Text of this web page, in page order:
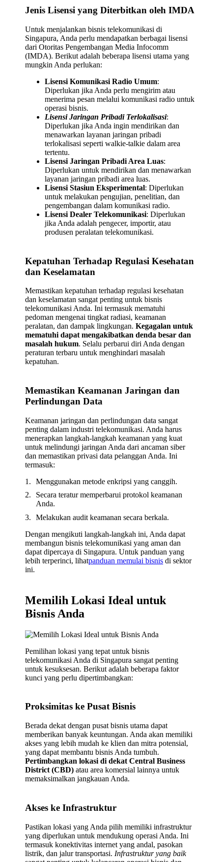
Jenis Lisensi yang Diterbitkan oleh IMDA
Untuk menjalankan bisnis telekomunikasi di
Singapura, Anda perlu mendapatkan berbagai lisensi
dari Otoritas Pengembangan Media Infocomm
(IMDA). Berikut adalah beberapa lisensi utama yang
mungkin Anda perlukan:
Lisensi Komunikasi Radio Umum:
Diperlukan jika Anda perlu mengirim atau
menerima pesan melalui komunikasi radio untuk
operasi bisnis.
Lisensi Jaringan Pribadi Terlokalisasi:
Diperlukan jika Anda ingin mendirikan dan
menawarkan layanan jaringan pribadi
terlokalisasi seperti walkie-talkie dalam area
tertentu.
Lisensi Jaringan Pribadi Area Luas:
Diperlukan untuk mendirikan dan menawarkan
layanan jaringan pribadi area luas.
Lisensi Stasiun Eksperimental: Diperlukan
untuk melakukan pengujian, penelitian, dan
pengembangan dalam komunikasi radio.
Lisensi Dealer Telekomunikasi: Diperlukan
jika Anda adalah pengecer, importir, atau
produsen peralatan telekomunikasi.
Kepatuhan Terhadap Regulasi Kesehatan
dan Keselamatan
Memastikan kepatuhan terhadap regulasi kesehatan
dan keselamatan sangat penting untuk bisnis
telekomunikasi Anda. Ini termasuk mematuhi
pedoman mengenai tingkat radiasi, keamanan
peralatan, dan dampak lingkungan.Kegagalan untuk
mematuhi dapat mengakibatkan denda besar dan
masalah hukum. Selalu perbarui diri Anda dengan
peraturan terbaru untuk menghindari masalah
kepatuhan.
Memastikan Keamanan Jaringan dan
Perlindungan Data
Keamanan jaringan dan perlindungan data sangat
penting dalam industri telekomunikasi. Anda harus
menerapkan langkah-langkah keamanan yang kuat
untuk melindungi jaringan Anda dari ancaman siber
dan memastikan privasi data pelanggan Anda. Ini
termasuk:
Menggunakan metode enkripsi yang canggih.
Secara teratur memperbarui protokol keamanan
Anda.
Melakukan audit keamanan secara berkala.
Dengan mengikuti langkah-langkah ini, Anda dapat
membangun bisnis telekomunikasi yang aman dan
dapat dipercaya di Singapura. Untuk panduan yang
lebih terperinci, lihatpanduan memulai bisnis di sektor
ini.
Memilih Lokasi Ideal untuk
Bisnis Anda
Pemilihan lokasi yang tepat untuk bisnis
telekomunikasi Anda di Singapura sangat penting
untuk kesuksesan. Berikut adalah beberapa faktor
kunci yang perlu dipertimbangkan:
Proksimitas ke Pusat Bisnis
Berada dekat dengan pusat bisnis utama dapat
memberikan banyak keuntungan. Anda akan memiliki
akses yang lebih mudah ke klien dan mitra potensial,
yang dapat membantu bisnis Anda tumbuh.
Pertimbangkan lokasi di dekat Central Business
District (CBD) atau area komersial lainnya untuk
memaksimalkan jangkauan Anda.
Akses ke Infrastruktur
Pastikan lokasi yang Anda pilih memiliki infrastruktur
yang diperlukan untuk mendukung operasi Anda. Ini
termasuk konektivitas internet yang andal, pasokan
listrik, dan jalur transportasi. Infrastruktur yang baik